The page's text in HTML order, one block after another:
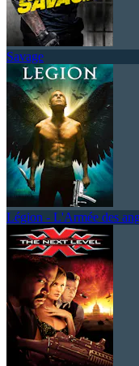
Savage
Légion - L'Armée des